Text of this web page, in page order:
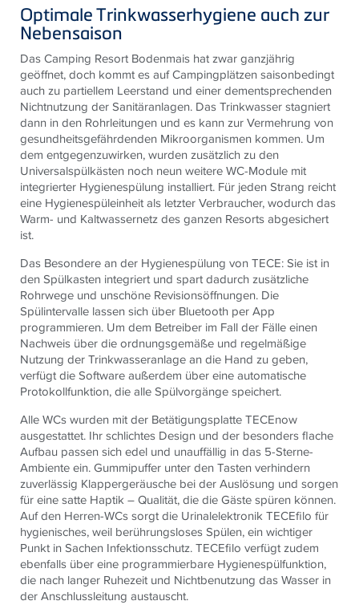
Optimale Trinkwasserhygiene auch zur
Nebensaison
Das Camping Resort Bodenmais hat zwar ganzjährig
geöffnet, doch kommt es auf Campingplätzen saisonbedingt
auch zu partiellem Leerstand und einer dementsprechenden
Nichtnutzung der Sanitäranlagen. Das Trinkwasser stagniert
dann in den Rohrleitungen und es kann zur Vermehrung von
gesundheitsgefährdenden Mikroorganismen kommen. Um
dem entgegenzuwirken, wurden zusätzlich zu den
Universalspülkästen noch neun weitere WC-Module mit
integrierter Hygienespülung installiert. Für jeden Strang reicht
eine Hygienespüleinheit als letzter Verbraucher, wodurch das
Warm- und Kaltwassernetz des ganzen Resorts abgesichert
ist.
Das Besondere an der Hygienespülung vonTECE: Sie ist in
den Spülkasten integriert und spart dadurch zusätzliche
Rohrwege und unschöne Revisionsöffnungen. Die
Spülintervalle lassen sich über Bluetooth per App
programmieren. Um dem Betreiber im Fall der Fälle einen
Nachweis über die ordnungsgemäße und regelmäßige
Nutzung der Trinkwasseranlage an die Hand zu geben,
verfügt die Software außerdem über eine automatische
Protokollfunktion, die alle Spülvorgänge speichert.
Alle WCs wurden mit der BetätigungsplatteTECEnow
ausgestattet. Ihr schlichtes Design und der besonders flache
Aufbau passen sich edel und unauffällig in das 5-Sterne-
Ambiente ein. Gummipuffer unter den Tasten verhindern
zuverlässig Klappergeräusche bei der Auslösung und sorgen
für eine satte Haptik – Qualität, die die Gäste spüren können.
Auf den Herren-WCs sorgt die UrinalelektronikTECEfilo für
hygienisches, weil berührungsloses Spülen, ein wichtiger
Punkt in Sachen Infektionsschutz.TECEfilo verfügt zudem
ebenfalls über eine programmierbare Hygienespülfunktion,
die nach langer Ruhezeit und Nichtbenutzung das Wasser in
der Anschlussleitung austauscht.